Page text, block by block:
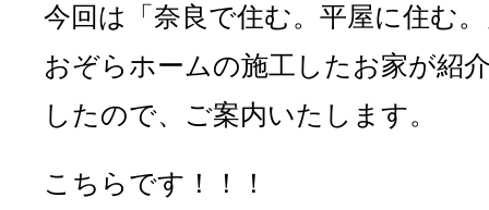
今回は「奈良で住む。平屋に住む
おぞらホームの施工したお家が紹
したので、ご案内いたします。
こちらです！！！